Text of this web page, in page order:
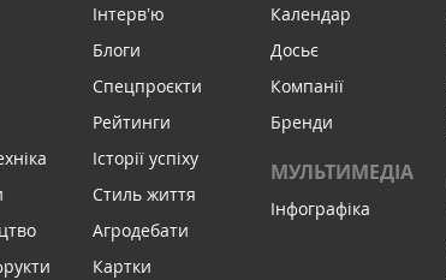
Інтервʼю
Блоги
Спецпроєкти
Рейтинги
Історії успіху
Стиль життя
Агродебати
Картки
Календар
Досьє
Компанії
Бренди
МУЛЬТИМЕДІА
Інфографіка